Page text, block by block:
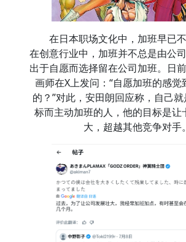
在日本职场文化中，加班早已
在创意行业中，加班并不总是由公
出于自愿而选择留在公司加班。日
画师在X上发问：“自愿加班的感觉
的？”对此，安田朗回应称，自己
标而主动加班的人，他的目标是让
大，超越其他竞争对手。